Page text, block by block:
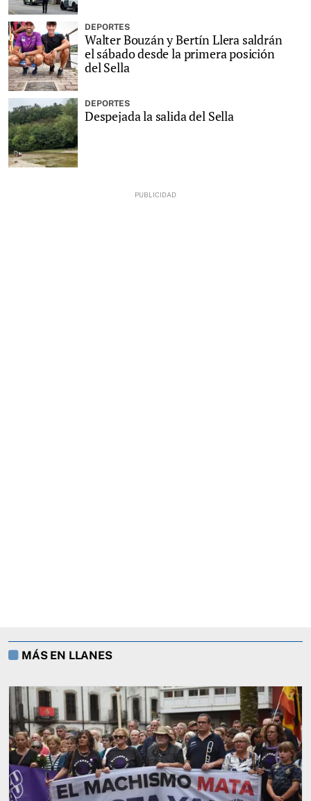
DEPORTES
Walter Bouzán y Bertín Llera saldrán
el sábado desde la primera posición
del Sella
DEPORTES
Despejada la salida del Sella
MÁS EN LLANES